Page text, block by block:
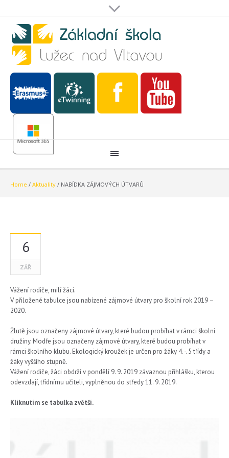
Home / Aktuality / NABÍDKA ZÁJMOVÝCH ÚTVARŮ
6
ZÁŘ
Vážení rodiče, milí žáci.
V přiložené tabulce jsou nabízené zájmové útvary pro školní rok 2019 –
2020.
Žlutě jsou označeny zájmové útvary, které budou probíhat v rámci školní
družiny. Modře jsou označeny zájmové útvary, které budou probíhat v
rámci školního klubu. Ekologický kroužek je určen pro žáky 4. -. 5 třídy a
žáky vyššího stupně.
Vážení rodiče, žáci obdrží v pondělí 9. 9. 2019 závaznou přihlášku, kterou
odevzdají, třídnímu učiteli, vyplněnou do středy 11. 9. 2019.
Kliknutím se tabulka zvětší.